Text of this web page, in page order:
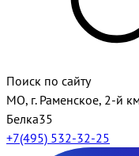
Поиск по сайту
МО, г. Раменское, 2-й
Белка35
+7(495) 532-32-25